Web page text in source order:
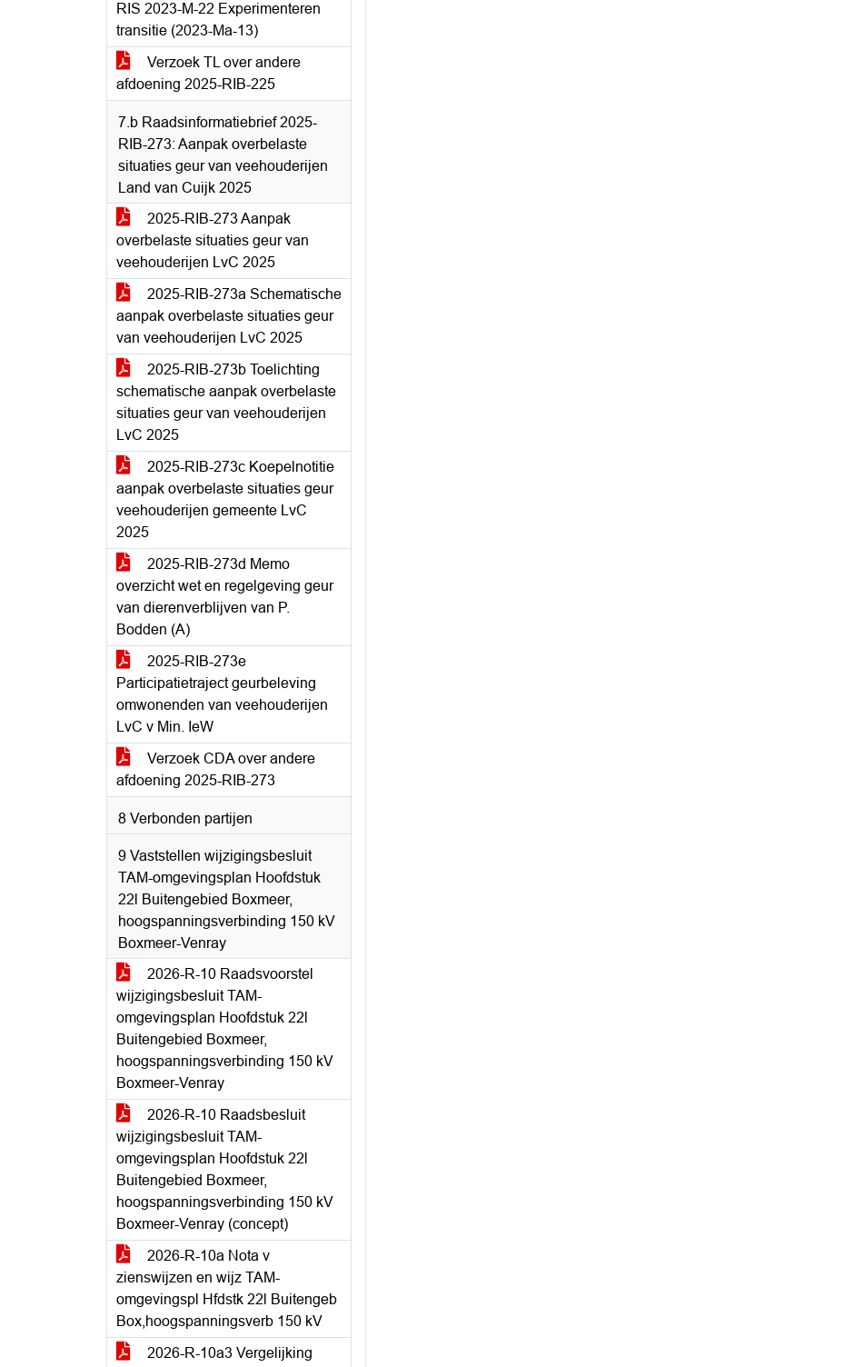
RIS 2023-M-22 Experimenteren
transitie (2023-Ma-13)
Verzoek TL over andere
afdoening 2025-RIB-225
7.b Raadsinformatiebrief 2025-
RIB-273: Aanpak overbelaste
situaties geur van veehouderijen
Land van Cuijk 2025
2025-RIB-273 Aanpak
overbelaste situaties geur van
veehouderijen LvC 2025
2025-RIB-273a Schematische
aanpak overbelaste situaties geur
van veehouderijen LvC 2025
2025-RIB-273b Toelichting
schematische aanpak overbelaste
situaties geur van veehouderijen
LvC 2025
2025-RIB-273c Koepelnotitie
aanpak overbelaste situaties geur
veehouderijen gemeente LvC
2025
2025-RIB-273d Memo
overzicht wet en regelgeving geur
van dierenverblijven van P.
Bodden (A)
2025-RIB-273e
Participatietraject geurbeleving
omwonenden van veehouderijen
LvC v Min. IeW
Verzoek CDA over andere
afdoening 2025-RIB-273
8 Verbonden partijen
9 Vaststellen wijzigingsbesluit
TAM-omgevingsplan Hoofdstuk
22l Buitengebied Boxmeer,
hoogspanningsverbinding 150 kV
Boxmeer-Venray
2026-R-10 Raadsvoorstel
wijzigingsbesluit TAM-
omgevingsplan Hoofdstuk 22l
Buitengebied Boxmeer,
hoogspanningsverbinding 150 kV
Boxmeer-Venray
2026-R-10 Raadsbesluit
wijzigingsbesluit TAM-
omgevingsplan Hoofdstuk 22l
Buitengebied Boxmeer,
hoogspanningsverbinding 150 kV
Boxmeer-Venray (concept)
2026-R-10a Nota v
zienswijzen en wijz TAM-
omgevingspl Hfdstk 22l Buitengeb
Box,hoogspanningsverb 150 kV
2026-R-10a3 Vergelijking